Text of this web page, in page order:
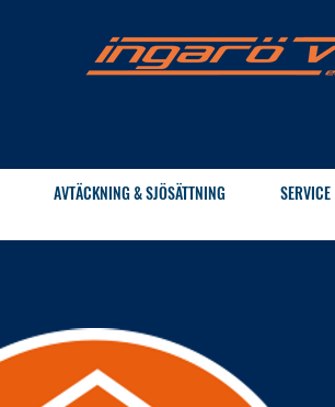
AVTÄCKNING & SJÖSÄTTNING SERVICE